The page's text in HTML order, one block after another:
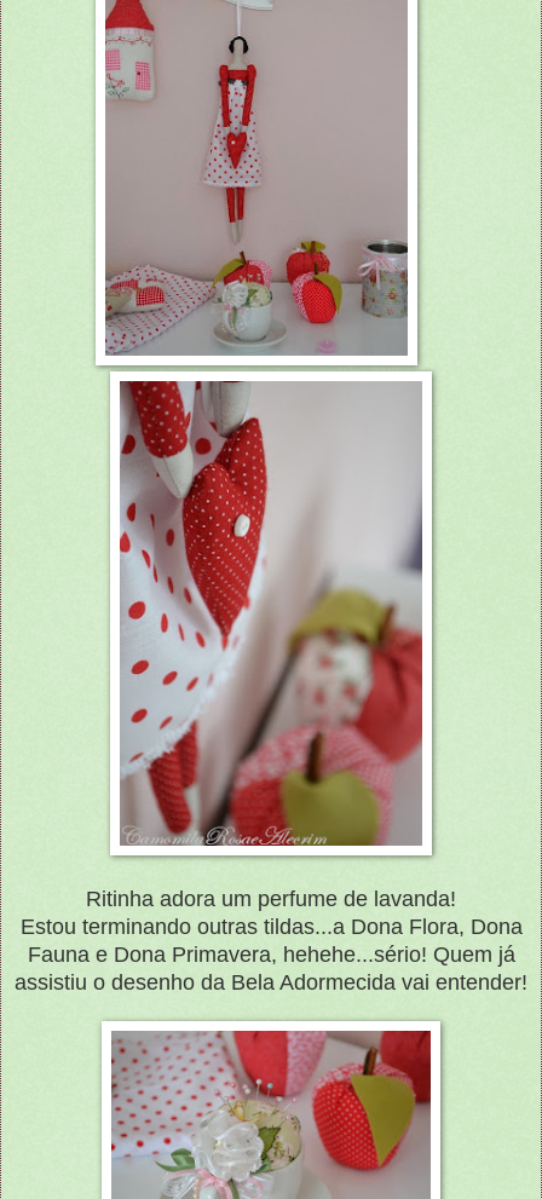
Ritinha adora um perfume de lavanda!
Estou terminando outras tildas...a Dona Flora, Dona
Fauna e Dona Primavera, hehehe...sério! Quem já
assistiu o desenho da Bela Adormecida vai entender!